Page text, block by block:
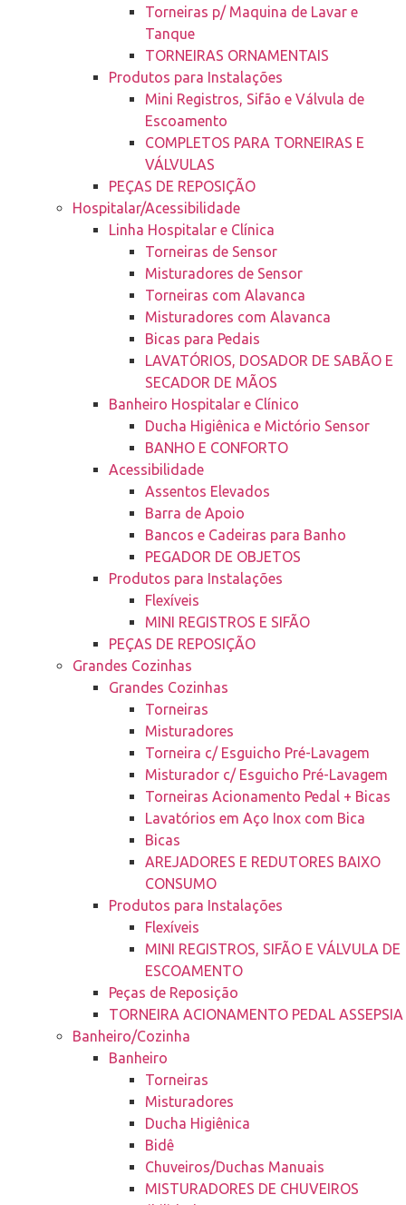
Torneiras p/ Maquina de Lavar e
Tanque
TORNEIRAS ORNAMENTAIS
Produtos para Instalações
Mini Registros, Sifão e Válvula de
Escoamento
COMPLETOS PARA TORNEIRAS E
VÁLVULAS
PEÇAS DE REPOSIÇÃO
Hospitalar/Acessibilidade
Linha Hospitalar e Clínica
Torneiras de Sensor
Misturadores de Sensor
Torneiras com Alavanca
Misturadores com Alavanca
Bicas para Pedais
LAVATÓRIOS, DOSADOR DE SABÃO E
SECADOR DE MÃOS
Banheiro Hospitalar e Clínico
Ducha Higiênica e Mictório Sensor
BANHO E CONFORTO
Acessibilidade
Assentos Elevados
Barra de Apoio
Bancos e Cadeiras para Banho
PEGADOR DE OBJETOS
Produtos para Instalações
Flexíveis
MINI REGISTROS E SIFÃO
PEÇAS DE REPOSIÇÃO
Grandes Cozinhas
Grandes Cozinhas
Torneiras
Misturadores
Torneira c/ Esguicho Pré-Lavagem
Misturador c/ Esguicho Pré-Lavagem
Torneiras Acionamento Pedal + Bicas
Lavatórios em Aço Inox com Bica
Bicas
AREJADORES E REDUTORES BAIXO
CONSUMO
Produtos para Instalações
Flexíveis
MINI REGISTROS, SIFÃO E VÁLVULA DE
ESCOAMENTO
Peças de Reposição
TORNEIRA ACIONAMENTO PEDAL ASSEPSIA
Banheiro/Cozinha
Banheiro
Torneiras
Misturadores
Ducha Higiênica
Bidê
Chuveiros/Duchas Manuais
MISTURADORES DE CHUVEIROS